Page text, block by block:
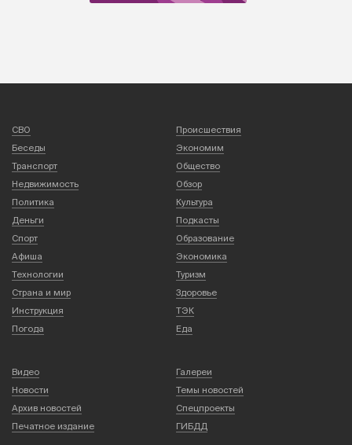
СВО
Происшествия
Беседы
Экономим
Транспорт
Общество
Недвижимость
Обзор
Политика
Культура
Деньги
Подкасты
Спорт
Образование
Афиша
Экономика
Технологии
Туризм
Страна и мир
Здоровье
Инструкция
ТЭК
Погода
Еда
Видео
Галереи
Новости
Темы новостей
Архив новостей
Спецпроекты
Печатное издание
ГИБДД